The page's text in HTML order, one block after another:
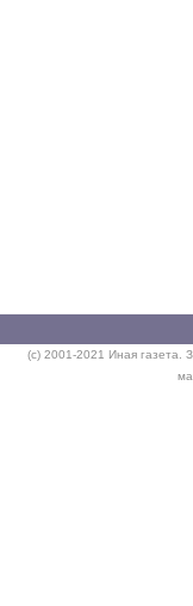
(c) 2001-2021 Иная газета.